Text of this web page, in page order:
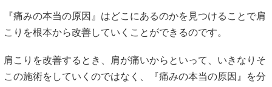
『痛みの本当の原因』はどこにあるのかを見つけることで肩
こりを根本から改善していくことができるのです。
肩こりを改善するとき、肩が痛いからといって、いきなりそ
この施術をしていくのではなく、『痛みの本当の原因』を分